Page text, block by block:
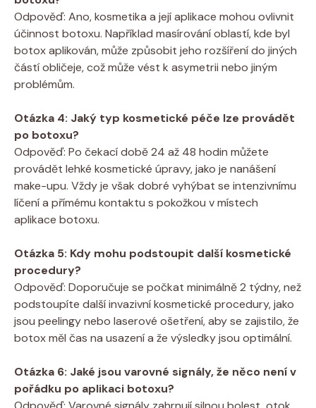
Odpověď: Ano, kosmetika a její aplikace mohou ovlivnit
účinnost botoxu. Například masírování oblastí, kde byl
botox aplikován, může způsobit jeho rozšíření do jiných
částí obličeje, což může vést k asymetrii nebo jiným
problémům.
Otázka 4: Jaký typ kosmetické péče lze provádět
po botoxu?
Odpověď: Po čekací době 24 až 48 hodin můžete
provádět lehké kosmetické úpravy, jako je nanášení
make-upu. Vždy je však dobré vyhýbat se intenzivnímu
líčení a přímému kontaktu s pokožkou v místech
aplikace botoxu.
Otázka 5: Kdy mohu podstoupit další kosmetické
procedury?
Odpověď: Doporučuje se počkat minimálně 2 týdny, než
podstoupíte další invazivní kosmetické procedury, jako
jsou peelingy nebo laserové ošetření, aby se zajistilo, že
botox měl čas na usazení a že výsledky jsou optimální.
Otázka 6: Jaké jsou varovné signály, že něco není v
pořádku po aplikaci botoxu?